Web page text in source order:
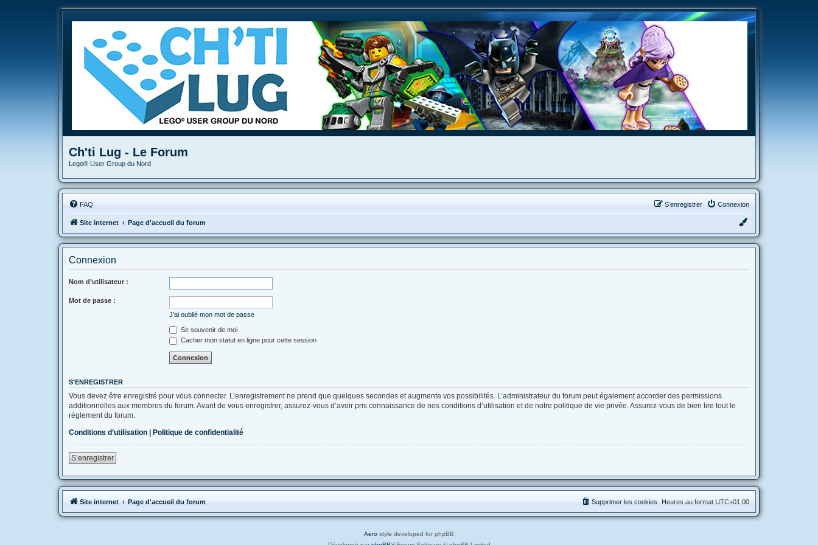
Ch'ti Lug - Le Forum
Lego® User Group du Nord
FAQ Connexion
S’enregistrer
Site internet Page d'accueil du forum
Connexion
Nom d’utilisateur :
Mot de passe :
J’ai oublié mon mot de passe
Se souvenir de moi
Cacher mon statut en ligne pour cette session
S’ENREGISTRER
Vous devez être enregistré pour vous connecter. L’enregistrement ne prend que quelques secondes et augmente vos possibilités. L’administrateur du forum peut également accorder des permissions
additionnelles aux membres du forum. Avant de vous enregistrer, assurez-vous d’avoir pris connaissance de nos conditions d’utilisation et de notre politique de vie privée. Assurez-vous de bien lire tout le
règlement du forum.
Conditions d’utilisation
Politique de confidentialité
S’enregistrer
Site internet Page d'accueil du forum Heures au format UTC+01:00
Supprimer les cookies
Aero style developed for phpBB